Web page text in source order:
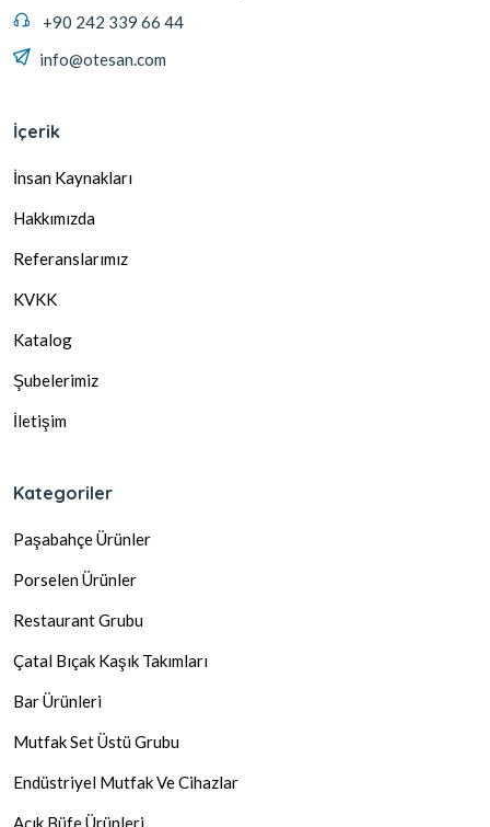
+90 242 339 66 44
info@otesan.com
İçerik
İnsan Kaynakları
Hakkımızda
Referanslarımız
KVKK
Katalog
Şubelerimiz
İletişim
Kategoriler
Paşabahçe Ürünler
Porselen Ürünler
Restaurant Grubu
Çatal Bıçak Kaşık Takımları
Bar Ürünleri
Mutfak Set Üstü Grubu
Endüstriyel Mutfak Ve Cihazlar
Açık Büfe Ürünleri